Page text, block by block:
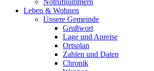
Notrufnummern
Leben & Wohnen
Unsere Gemeinde
Grußwort
Lage und Anreise
Ortsplan
Zahlen und Daten
Chronik